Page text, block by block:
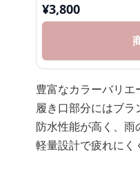
¥3,800
豊富なカラーバリエ
履き口部分にはブラ
防水性能が高く、雨
軽量設計で疲れにく